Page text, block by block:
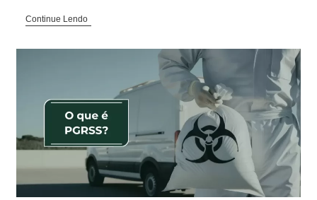
Continue Lendo